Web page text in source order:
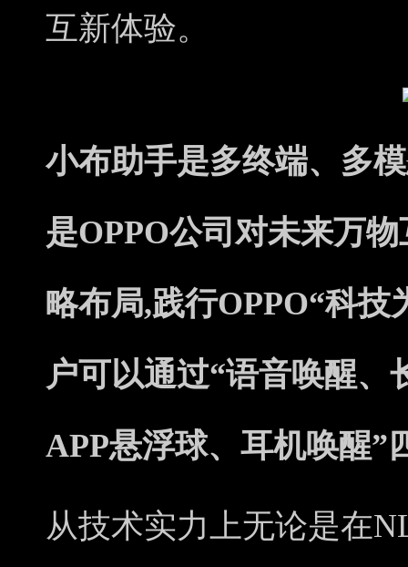
互新体验。
小布助手是多终端、多
是OPPO公司对未来万
略布局,践行OPPO“科
户可以通过“语音唤醒、
APP悬浮球、耳机唤醒”
从技术实力上无论是在